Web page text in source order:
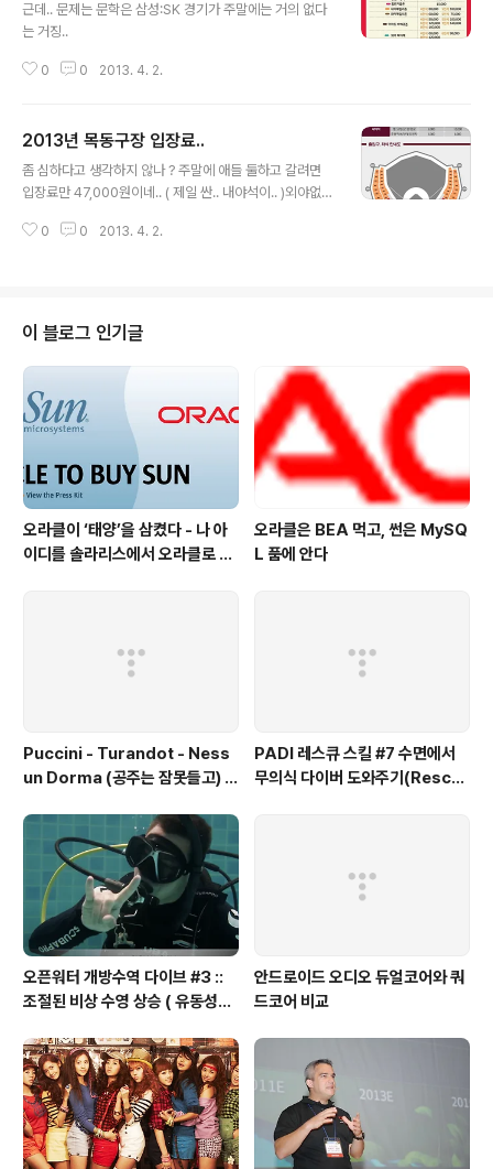
근데.. 문제는 문학은 삼성:SK 경기가 주말에는 거의 없다
는 거징..
0 0 2013. 4. 2.
2013년 목동구장 입장료..
좀 심하다고 생각하지 않나 ? 주말에 애들 둘하고 갈려면
입장료만 47,000원이네.. ( 제일 싼.. 내야석이.. )외야없고
료로 벌껀가 ?
0 0 2013. 4. 2.
이 블로그 인기글
오라클이 ‘태양’을 삼켰다 - 나 아
이디를 솔라리스에서 오라클로 바
오라클은 BEA 먹고, 썬은 MySQ
L 품에 안다
Puccini - Turandot - Ness
un Dorma (공주는 잠못들고) /
PADI 레스큐 스킬 #7 수면에서
무의식 다이버 도와주기(Rescu
오픈워터 개방수역 다이브 #3 ::
조절된 비상 수영 상승 ( 유동성다
안드로이드 오디오 듀얼코어와 쿼
드코어 비교